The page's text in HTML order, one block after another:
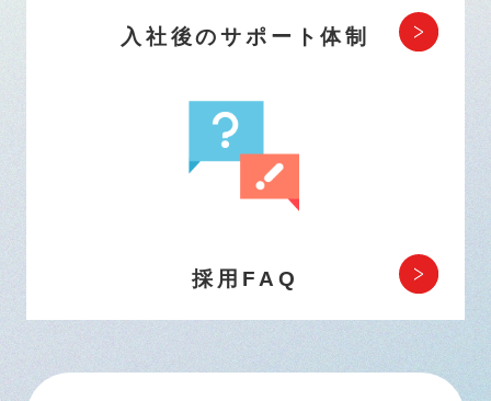
入社後のサポート体制
採用FAQ